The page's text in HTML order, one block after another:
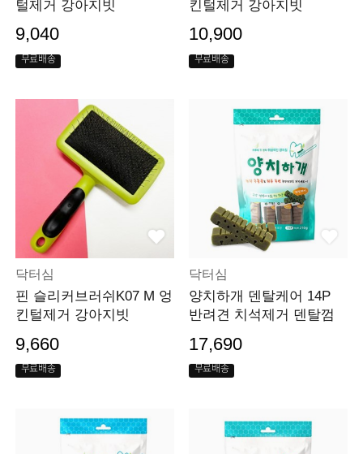
털제거 강아지빗
9,040
무료배송
킨털제거 강아지빗
10,900
무료배송
닥터심
핀 슬리커브러쉬K07 M 엉
킨털제거 강아지빗
9,660
무료배송
닥터심
양치하개 덴탈케어 14P
반려견 치석제거 덴탈껌
17,690
무료배송